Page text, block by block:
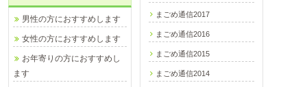
まごめ通信2017
まごめ通信2016
まごめ通信2015
まごめ通信2014
男性の方におすすめします
女性の方におすすめします
お年寄りの方におすすめし
ます